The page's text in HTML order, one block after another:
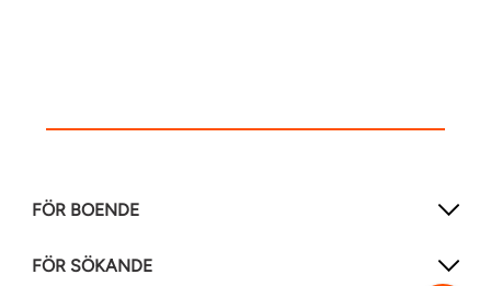
FÖR BOENDE
FÖR SÖKANDE